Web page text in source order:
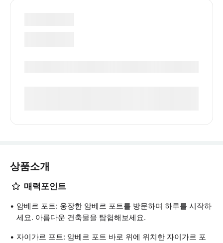
상품소개
매력포인트
암베르 포트: 웅장한 암베르 포트를 방문하며 하루를 시작하
세요. 아름다운 건축물을 탐험해보세요.
자이가르 포트: 암베르 포트 바로 위에 위치한 자이가르 포